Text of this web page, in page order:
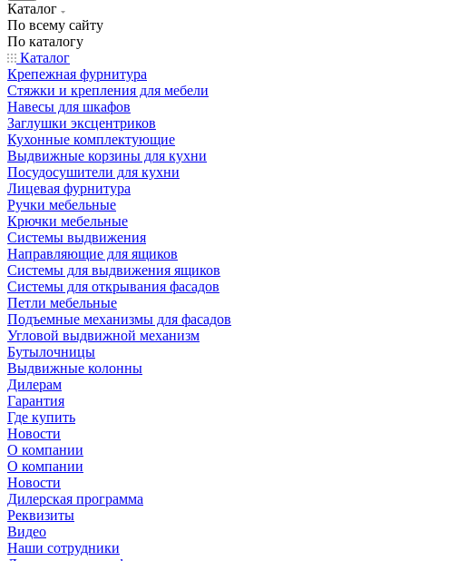
Каталог
По всему сайту
По каталогу
Каталог
Крепежная фурнитура
Стяжки и крепления для мебели
Навесы для шкафов
Заглушки эксцентриков
Кухонные комплектующие
Выдвижные корзины для кухни
Посудосушители для кухни
Лицевая фурнитура
Ручки мебельные
Крючки мебельные
Системы выдвижения
Направляющие для ящиков
Системы для выдвижения ящиков
Системы для открывания фасадов
Петли мебельные
Подъемные механизмы для фасадов
Угловой выдвижной механизм
Бутылочницы
Выдвижные колонны
Дилерам
Гарантия
Где купить
Новости
О компании
О компании
Новости
Дилерская программа
Реквизиты
Видео
Наши сотрудники